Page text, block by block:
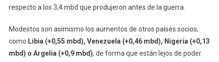
respecto a los 3,4 mbd que produjeron antes de la guerra.
Modestos son asimismo los aumentos de otros países socios,
como Libia (+0,55 mbd), Venezuela (+0,46 mbd), Nigeria (+0,13
mbd) o Argelia (+0,9 mbd), de forma que están lejos de poder